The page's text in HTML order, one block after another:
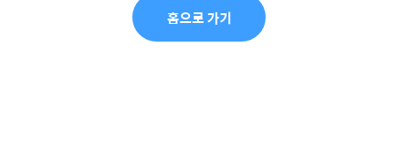
홈으로 가기